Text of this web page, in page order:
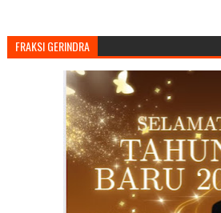
FRAKSI GERINDRA